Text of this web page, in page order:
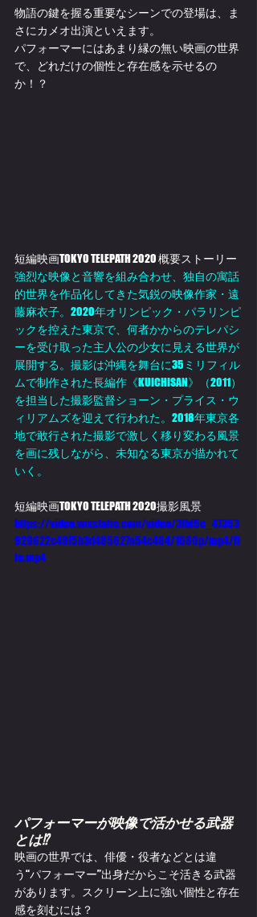
物語の鍵を握る重要なシーンでの登場は、ま
さにカメオ出演といえます。
パフォーマーにはあまり縁の無い映画の世界
で、どれだけの個性と存在感を示せるの
か！？
短編映画TOKYO TELEPATH 2020 概要ストーリー
強烈な映像と音響を組み合わせ、独自の寓話
的世界を作品化してきた気鋭の映像作家・遠
藤麻衣子。2020年オリンピック・パラリンピ
ックを控えた東京で、何者かからのテレパシ
ーを受け取った主人公の少女に見える世界が
展開する。撮影は沖縄を舞台に35ミリフィル
ムで制作された長編作《KUICHISAN》（2011）
を担当した撮影監督ショーン・プライス・ウ
ィリアムズを迎えて行われた。2018年東京各
地で敢行された撮影で激しく移り変わる風景
を画に残しながら、未知なる東京が描かれて
いく。
短編映画TOKYO TELEPATH 2020撮影風景
https://video.wixstatic.com/video/3fbf5e_47353
929622e49f5b3d485627a54c464/1080p/mp4/fi
le.mp4
パフォーマーが映像で活かせる武器
とは⁉
映画の世界では、俳優・役者などとは違
う“パフォーマー”出身だからこそ活きる武器
があります。スクリーン上に強い個性と存在
感を刻むには？